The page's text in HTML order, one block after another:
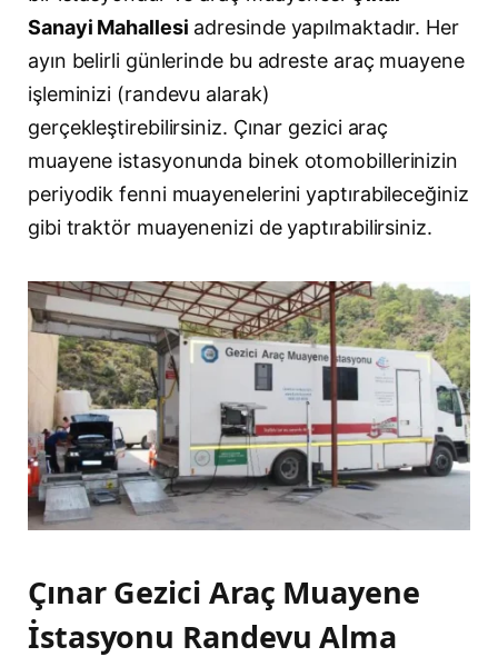
Sanayi Mahallesi adresinde yapılmaktadır. Her
ayın belirli günlerinde bu adreste araç muayene
işleminizi (randevu alarak)
gerçekleştirebilirsiniz. Çınar gezici araç
muayene istasyonunda binek otomobillerinizin
periyodik fenni muayenelerini yaptırabileceğiniz
gibi traktör muayenenizi de yaptırabilirsiniz.
Çınar Gezici Araç Muayene
İstasyonu Randevu Alma